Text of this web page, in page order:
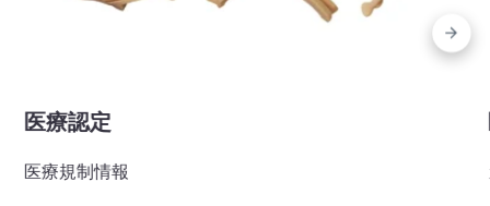
医療認定
医療規制情報